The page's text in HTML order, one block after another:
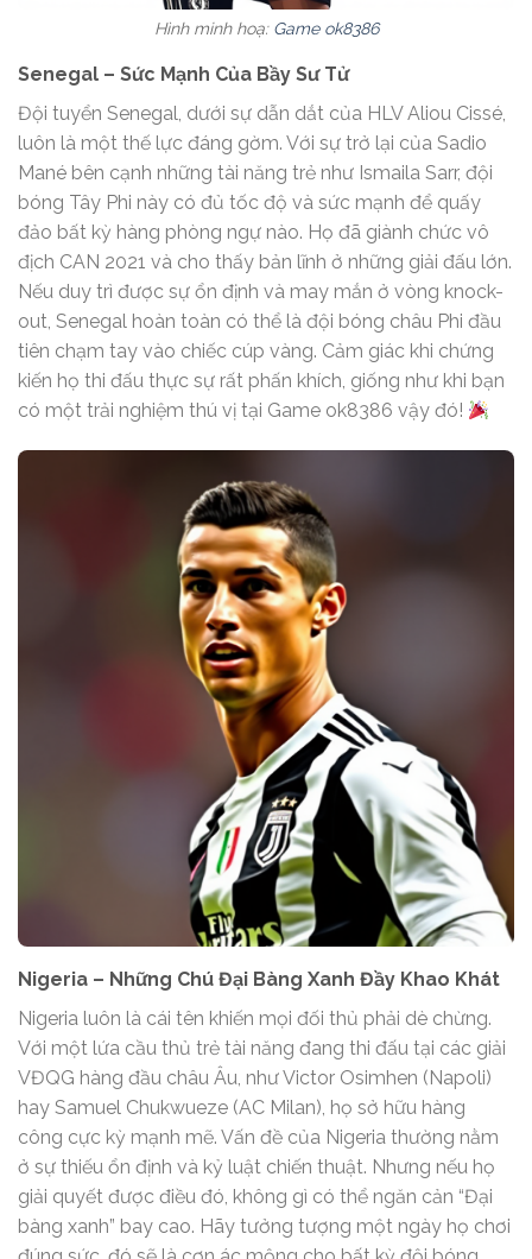
Hình minh hoạ: Game ok8386
Senegal – Sức Mạnh Của Bầy Sư Tử
Đội tuyển Senegal, dưới sự dẫn dắt của HLV Aliou Cissé,
luôn là một thế lực đáng gờm. Với sự trở lại của Sadio
Mané bên cạnh những tài năng trẻ như Ismaila Sarr, đội
bóng Tây Phi này có đủ tốc độ và sức mạnh để quấy
đảo bất kỳ hàng phòng ngự nào. Họ đã giành chức vô
địch CAN 2021 và cho thấy bản lĩnh ở những giải đấu lớn.
Nếu duy trì được sự ổn định và may mắn ở vòng knock-
out, Senegal hoàn toàn có thể là đội bóng châu Phi đầu
tiên chạm tay vào chiếc cúp vàng. Cảm giác khi chứng
kiến họ thi đấu thực sự rất phấn khích, giống như khi bạn
có một trải nghiệm thú vị tại Game ok8386 vậy đó!
Nigeria – Những Chú Đại Bàng Xanh Đầy Khao Khát
Nigeria luôn là cái tên khiến mọi đối thủ phải dè chừng.
Với một lứa cầu thủ trẻ tài năng đang thi đấu tại các giải
VĐQG hàng đầu châu Âu, như Victor Osimhen (Napoli)
hay Samuel Chukwueze (AC Milan), họ sở hữu hàng
công cực kỳ mạnh mẽ. Vấn đề của Nigeria thường nằm
ở sự thiếu ổn định và kỷ luật chiến thuật. Nhưng nếu họ
giải quyết được điều đó, không gì có thể ngăn cản “Đại
bàng xanh” bay cao. Hãy tưởng tượng một ngày họ chơi